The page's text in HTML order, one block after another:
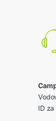
ID